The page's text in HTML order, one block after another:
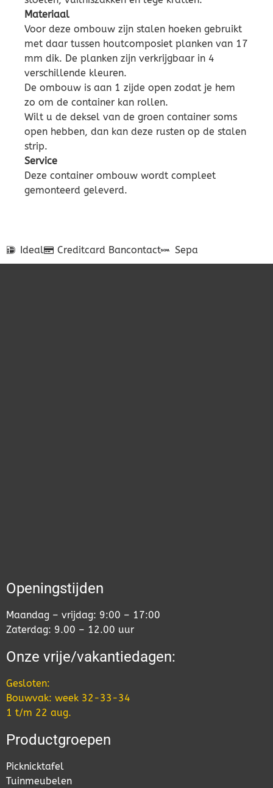
Materiaal
Voor deze ombouw zijn stalen hoeken gebruikt
met daar tussen houtcomposiet planken van 17
mm dik. De planken zijn verkrijgbaar in 4
verschillende kleuren.
De ombouw is aan 1 zijde open zodat je hem
zo om de container kan rollen.
Wilt u de deksel van de groen container soms
open hebben, dan kan deze rusten op de stalen
strip.
Service
Deze container ombouw wordt compleet
gemonteerd geleverd.
Ideal Creditcard Bancontact Sepa
Openingstijden
Maandag – vrijdag: 9:00 – 17:00
Zaterdag: 9.00 – 12.00 uur
Onze vrije/vakantiedagen:
Gesloten:
Bouwvak: week 32-33-34
1 t/m 22 aug.
Productgroepen
Picknicktafel
Tuinmeubelen